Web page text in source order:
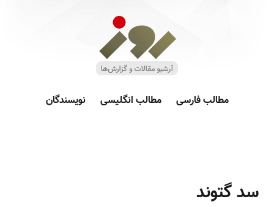
مطالب فارسی مطالب انگلیسی نویسندگان
سد گتوند